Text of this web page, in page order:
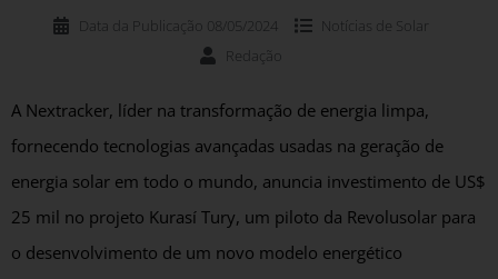
Data da Publicação 08/05/2024 Notícias de
Solar
Redação
A Nextracker, líder na transformação de energia limpa,
fornecendo tecnologias avançadas usadas na geração de
energia solar em todo o mundo, anuncia investimento de US$
25 mil no projeto Kurasí Tury, um piloto da Revolusolar para
o desenvolvimento de um novo modelo energético